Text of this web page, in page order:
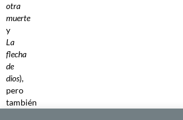
otra
muerte
y
La
flecha
de
dios),
pero
también